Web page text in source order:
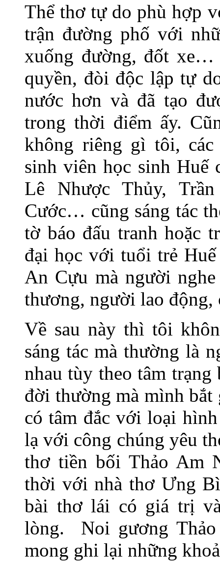
Thể thơ tự do phù hợp
trận đường phố với
xuống đường, đốt xe…
quyền, đòi độc lập tự
nước hơn và đã tạo
trong thời điểm ấy.
không riêng gì tôi,
sinh viên học sinh Huế
Lê Nhược Thủy,
Cước… cũng sáng tác
tờ báo đấu tranh hoặc
đại học với tuổi trẻ
An Cựu mà người
thương, người lao động,
Về sau này thì tôi
sáng tác mà thường là
nhau tùy theo tâm
đời thường mà mình
có tâm đắc với loại
lạ với công chúng yêu
thơ tiền bối Thảo Am
thời với nhà thơ Ưng
bài thơ lái có giá trị
lòng. Noi gương
mong ghi lại những